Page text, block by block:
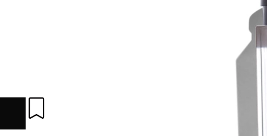
No tengo cuenta aquí
Al crear una cuenta
rápidamente, revisar
IDIOMA ENGLISH
Ines
colori